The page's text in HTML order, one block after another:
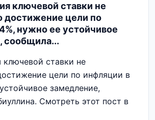
ключевой ставки не
достижение цели по
нужно ее устойчивое
сообщила...
ставки не
цели по инфляции в
замедление,
Смотреть этот пост в